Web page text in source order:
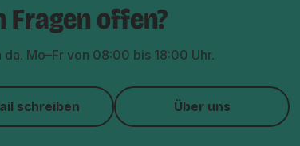
Fragen offen?
Mo–Fr von 08:00 bis 18:00 Uhr.
schreiben Über uns